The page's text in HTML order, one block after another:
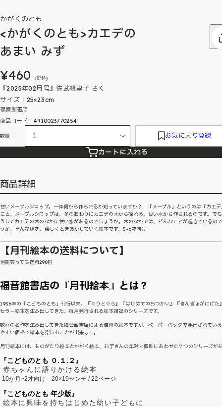
かがくのとも
<かがくのとも>カエデの
あまい みず
¥460 (税込)
『2025年02月号』佐武絵里子 さく
サイズ：25×23cm
福音館書店
商品コード：4910023770254
数量： お気に入り登録
カートに入れる
商品詳細
甘いメープルシロップ。一体何から作られるか知っていますか？ 「メープル」というのは「カエ
こと。メープルシロップは、冬のおわりにカエデの木から採れる、甘い水から作られるのです。で
うしてカエデの木のなかに甘い水があるのでしょうか。木のなかでは、どんなことが起きているの
うか。そんな謎を、楽しくときあかしていく絵本です。5~6才向け
【月刊絵本の送料について】
何冊買っても送料290円
福音館書店の『月刊絵本』とは？
1956年の「こどものとも」刊行以来、『ぐりとぐら』『はじめてのおつかい』『きんぎょがにげた
セラー絵本を生み出してきた、毎月発行される絵本雑誌のシリーズです。
数々の名作を生み出してきた福音館書店による信頼の絵本ですが、ペーパーバックで発行されてい
やすい価格で絵本を楽しむことが出来ます。
月刊絵本には、ものがたり絵本とかがく絵本、お子さんの年齢と興味にあわせた７つのシリーズが
『こどものとも ０.１.２』
赤ちゃんに語りかける絵本
10か月~2才向け 20×19センチ / 22ページ
『こどものとも 年少版』
絵本に興味を持ちはじめた幼い子どもに